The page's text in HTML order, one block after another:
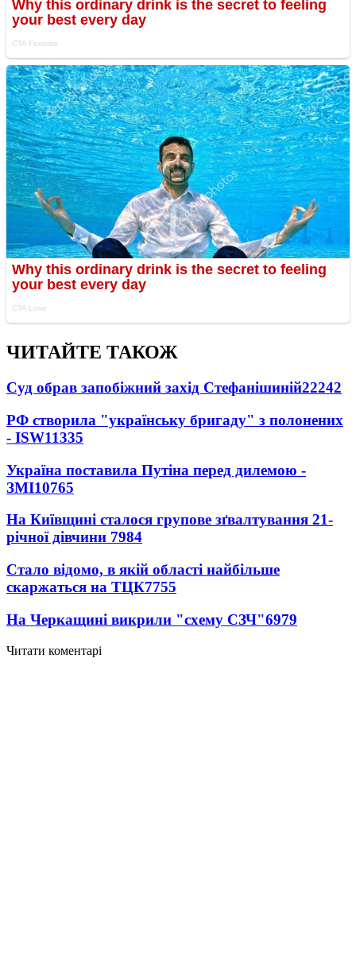
ЧИТАЙТЕ ТАКОЖ
Суд обрав запобіжний захід Стефанішиній22242
РФ створила "українську бригаду" з полонених
- ISW11335
Україна поставила Путіна перед дилемою -
ЗМІ10765
На Київщині сталося групове зґвалтування 21-
річної дівчини 7984
Стало відомо, в якій області найбільше
скаржаться на ТЦК7755
На Черкащині викрили "схему СЗЧ"6979
Читати коментарі